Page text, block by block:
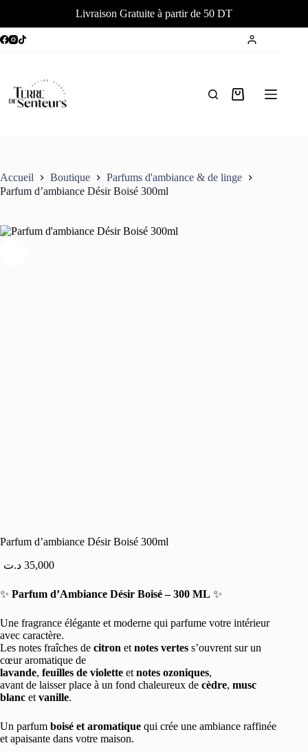
Livraison Gratuite à partir de 50 DT
Passer
au
Panier
Accueil Boutique
Parfums d'ambiance & de linge
Parfum d’ambiance Désir Boisé 300ml
Parfum d’ambiance Désir Boisé 300ml
35,000 د.ت
✨ Parfum d’Ambiance Désir Boisé – 300 ML ✨
Une fragrance élégante et moderne qui parfume votre intérieur
avec caractère.
Les notes fraîches de citron et notes vertes s’ouvrent sur un
cœur aromatique de
lavande, feuilles de violette et notes ozoniques,
avant de laisser place à un fond chaleureux de cèdre, musc
blanc et vanille.
Un parfum boisé et aromatique qui crée une ambiance raffinée
et apaisante dans votre maison.